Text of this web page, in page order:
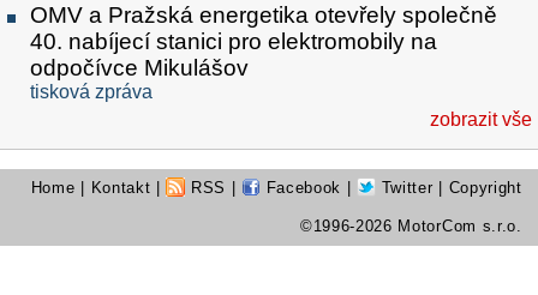
OMV a Pražská energetika otevřely společně
40. nabíjecí stanici pro elektromobily na
odpočívce Mikulášov
tisková zpráva
zobrazit vše
Home Kontakt RSS Facebook Twitter | Copyright
©1996-2026 MotorCom s.r.o.